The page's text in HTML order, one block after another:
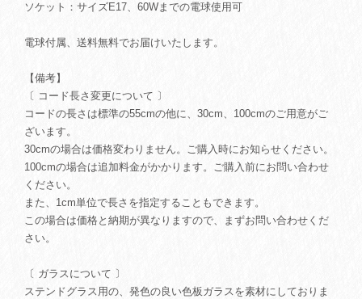
ソケット：サイズE17、60Wまでの電球使用可
電球付属、送料無料でお届けいたします。
【備考】
〔 コード長さ変更について 〕
コードの長さは標準の55cmの他に、30cm、100cmのご用意がご
ざいます。
30cmの場合は価格変わりません。ご購入時にお知らせください。
100cmの場合は追加料金がかかります。ご購入前にお問い合わせ
ください。
また、1cm単位で長さを指定することもできます。
この場合は価格と納期が異なりますので、まずお問い合わせくだ
さい。
〔 ガラスについて 〕
ステンドグラス用の、発色の良い色板ガラスを素材にしておりま